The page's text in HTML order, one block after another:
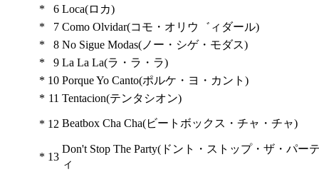
*
6 Loca(ロカ)
*
7 Como Olvidar(コモ・オリウ゛ィダール)
*
8 No Sigue Modas(ノー・シゲ・モダス)
*
9 La La La(ラ・ラ・ラ)
* 10 Porque Yo Canto(ポルケ・ヨ・カント)
* 11 Tentacion(テンタシオン)
* 12 Beatbox Cha Cha(ビートボックス・チャ・チャ)
* 13
Don't Stop The Party(ドント・ストップ・ザ・パー
ィ